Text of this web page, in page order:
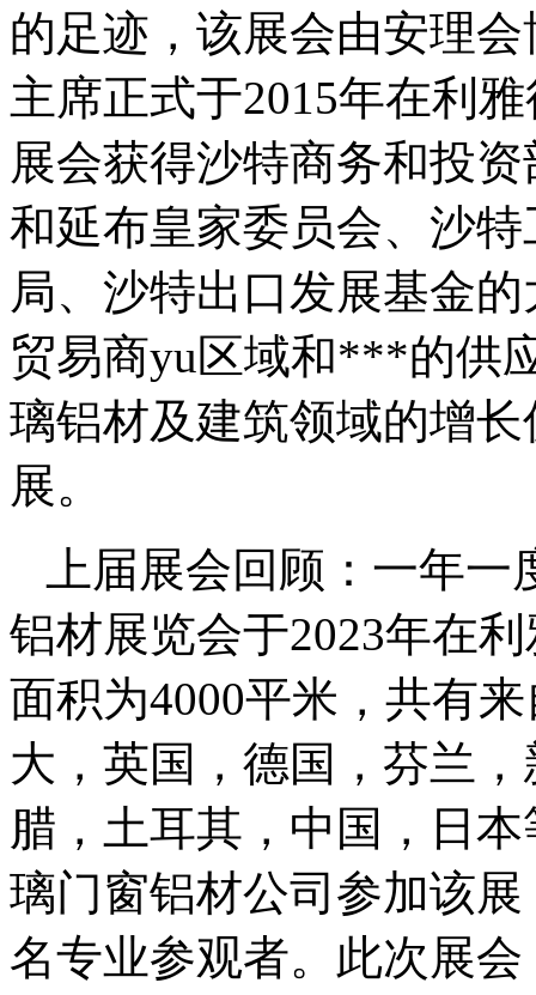
的足迹，该展会由安理
主席正式于2015年在利
展会获得沙特商务和投
和延布皇家委员会、沙
局、沙特出口发展基金
贸易商yu区域和***的供
璃铝材及建筑领域的增
展。
上届展会回顾：一年一
铝材展览会于2023年在
面积为4000平米，共有
大，英国，德国，芬兰
腊，土耳其，中国，日
璃门窗铝材公司参加该
名专业参观者。此次展